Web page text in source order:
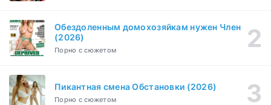
Сутенёры (2023)
1 сезон
1-6 серия
Обездоленным домохозяйкам нужен Член
(2026)
Порно с сюжетом
Пикантная смена Обстановки (2026)
Порно с сюжетом